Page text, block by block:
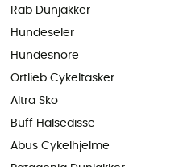
Rab Dunjakker
Hundeseler
Hundesnore
Ortlieb Cykeltasker
Altra Sko
Buff Halsedisse
Abus Cykelhjelme